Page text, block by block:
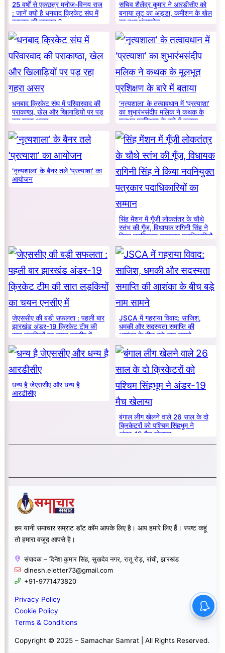
25 वर्षों से एकछत्र मनोज-विनय राज
: जानें क्यों है धनबाद क्रिकेट संघ में
बदलाव की जरूरत ?
सचिव शैलेंद्र कुमार ने आरडीसीए को
बनाया लूट का अड्डा, कमीशन के खेल
का हुआ भंडाफोड़
धनबाद क्रिकेट संघ में परिवारवाद की
पराकाष्ठा, खेल और खिलाड़ियों पर पड़
रहा गहरा असर
‘नृत्यशाला’ के तत्वावधान में ‘प्रत्याशा’
का शुभारंभसंदीप मलिक ने कथक के
मूलभूत प्रशिक्षण के बारे में बताया
‘नृत्यशाला’ के बैनर तले ‘प्रत्याशा’ का
आयोजन
सिंह मेंशन में गूँजी लोकतंत्र के चौथे
स्तंभ की गूँज, विधायक रागिनी सिंह ने
किया नवनियुक्त पत्रकार पदाधिकारियों
का सम्मान
जेएससीए की बड़ी सफलता : पहली बार
झारखंड अंडर-19 क्रिकेट टीम की
सात लड़कियों का चयन एनसीए में
JSCA में गहराया विवाद: साजिश,
धमकी और सदस्यता समाप्ति की
आशंका के बीच बड़े नाम सामने
धन्य है जेएससीए और धन्य है
आरडीसीए
बंगाल लीग खेलने वाले 26 साल के दो
क्रिकेटरों को पश्चिम सिंहभूम ने
अंडर-19 मैच खेलाया
हम यानी समाचार सम्राट डॉट कॉम आपके लिए है। आप हमारे लिए हैं। स्पष्ट कहूं
तो हमारा वजूद आपसे है।
संपादक – दिनेश कुमार सिंह, सुखदेव नगर, रातू रोड़, रांची, झारखंड
dinesh.eletter73@gmail.com
+91-9771473820
Privacy Policy
Cookie Policy
Terms & Conditions
Copyright © 2025 – Samachar Samrat | All Rights Reserved.